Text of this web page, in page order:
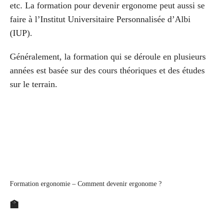
etc. La formation pour devenir ergonome peut aussi se
faire à l’Institut Universitaire Personnalisée d’Albi
(IUP).
Généralement, la formation qui se déroule en plusieurs
années est basée sur des cours théoriques et des études
sur le terrain.
Formation ergonomie – Comment devenir ergonome ?
🏫